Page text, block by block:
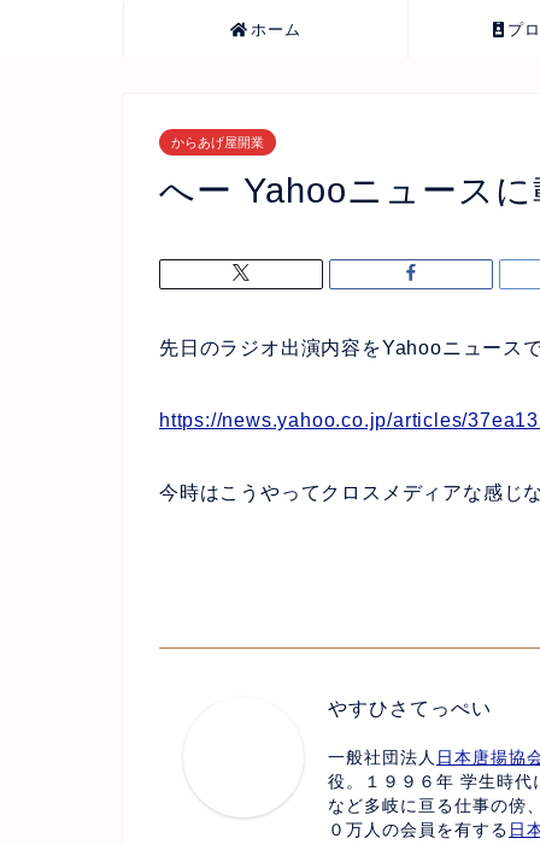
ホーム プ
からあげ屋開業
へー Yahooニュース
先日のラジオ出演内容をYahooニュース
https://news.yahoo.co.jp/articles/
今時はこうやってクロスメディアな感じ
やすひさてっぺい
一般社団法人 日本唐揚協
役。１９９６年 学生時
など多岐に亘る仕事の傍
０万人の会員を有する 日